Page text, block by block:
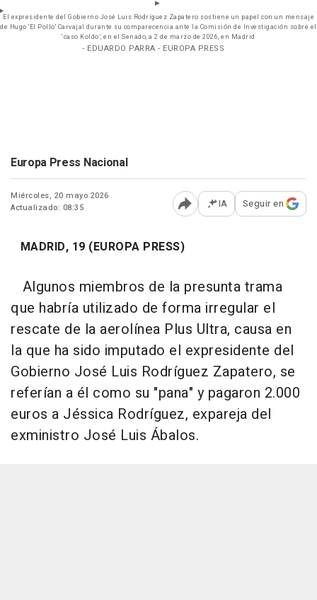
El expresidente del Gobierno José Luis Rodríguez Zapatero sostiene un papel con un mensaje
de Hugo 'El Pollo' Carvajal durante su comparecencia ante la Comisión de Investigación sobre el
‘caso Koldo’, en el Senado, a 2 de marzo de 2026, en Madrid
- EDUARDO PARRA - EUROPA PRESS
Europa Press Nacional
Miércoles, 20 mayo 2026
Actualizado: 08:35
Abrir opciones para
IA Seguir en
MADRID, 19 (EUROPA PRESS)
Algunos miembros de la presunta trama
que habría utilizado de forma irregular el
rescate de la aerolínea Plus Ultra, causa en
la que ha sido imputado el expresidente del
Gobierno José Luis Rodríguez Zapatero, se
referían a él como su "pana" y pagaron 2.000
euros a Jéssica Rodríguez, expareja del
exministro José Luis Ábalos.